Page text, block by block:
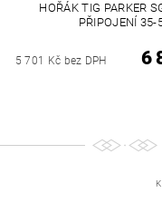
HOŘÁK TIG PARKER
PŘIPOJENÍ 35-
5 701 Kč bez DPH 6